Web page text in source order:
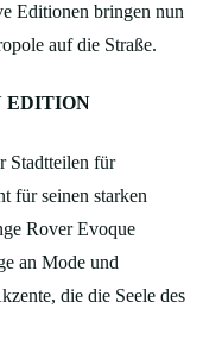
Editionen bringen nun
auf die Straße.
EDITION
Stadtteilen für
für seinen starken
Rover Evoque
an Mode und
die die Seele des